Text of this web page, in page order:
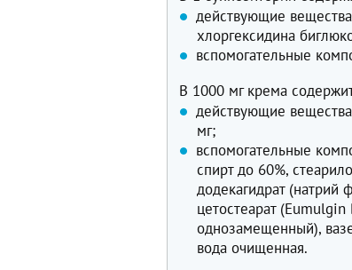
действующие
хлоргексидина
вспомогательные
В 1000 мг крема
действующие
мг;
вспомогательные
спирт до 60%,
додекагидрат
цетостеарат
однозамещенный),
вода очищенная.